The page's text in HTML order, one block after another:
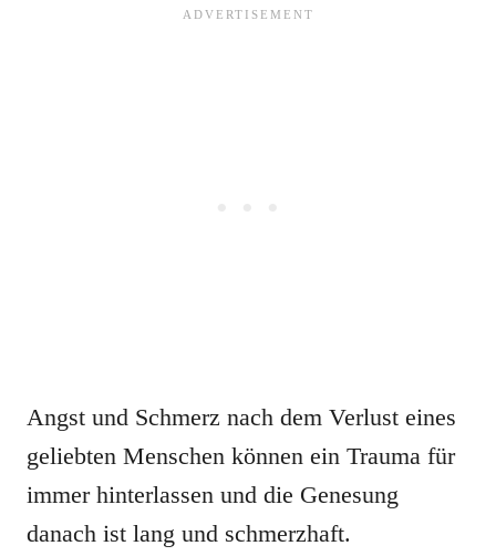
Angst und Schmerz nach dem Verlust eines
geliebten Menschen können ein Trauma für
immer hinterlassen und die Genesung
danach ist lang und schmerzhaft.